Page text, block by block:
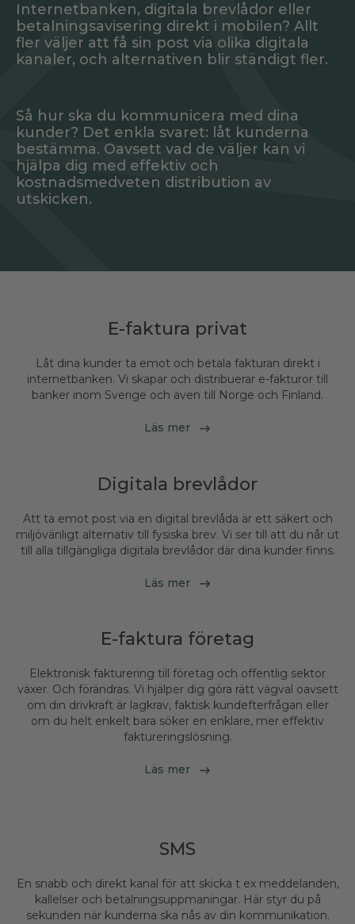
Internetbanken, digitala brevlådor eller
betalningsavisering direkt i mobilen? Allt
fler väljer att få sin post via olika digitala
kanaler, och alternativen blir ständigt fler.
Så hur ska du kommunicera med dina
kunder? Det enkla svaret: låt kunderna
bestämma. Oavsett vad de väljer kan vi
hjälpa dig med effektiv och
kostnadsmedveten distribution av
utskicken.
E-faktura privat
Låt dina kunder ta emot och betala fakturan direkt i
internetbanken. Vi skapar och distribuerar e-fakturor till
banker inom Sverige och även till Norge och Finland.
Läs mer
Digitala brevlådor
Att ta emot post via en digital brevlåda är ett säkert och
miljövänligt alternativ till fysiska brev. Vi ser till att du når ut
till alla tillgängliga digitala brevlådor där dina kunder finns.
Läs mer
E-faktura företag
Elektronisk fakturering till företag och offentlig sektor
växer. Och förändras. Vi hjälper dig göra rätt vägval oavsett
om din drivkraft är lagkrav, faktisk kundefterfrågan eller
om du helt enkelt bara söker en enklare, mer effektiv
faktureringslösning.
Läs mer
SMS
En snabb och direkt kanal för att skicka t ex meddelanden,
kallelser och betalningsuppmaningar. Här styr du på
sekunden när kunderna ska nås av din kommunikation.